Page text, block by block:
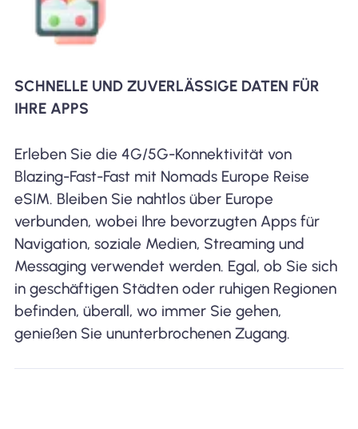
SCHNELLE UND ZUVERLÄSSIGE DATEN FÜR
IHRE APPS
Erleben Sie die 4G/5G-Konnektivität von
Blazing-Fast-Fast mit Nomads Europe Reise
eSIM. Bleiben Sie nahtlos über Europe
verbunden, wobei Ihre bevorzugten Apps für
Navigation, soziale Medien, Streaming und
Messaging verwendet werden. Egal, ob Sie sich
in geschäftigen Städten oder ruhigen Regionen
befinden, überall, wo immer Sie gehen,
genießen Sie ununterbrochenen Zugang.